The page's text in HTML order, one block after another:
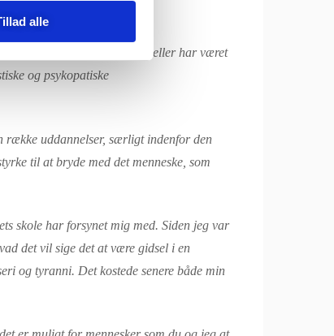
alle
hjælpe mennesker, der er- eller har været
og psykopatiske
række uddannelser, særligt indenfor den
til at bryde med det menneske, som
skole har forsynet mig med. Siden jeg var
det vil sige det at være gidsel i en
og tyranni. Det kostede senere både min